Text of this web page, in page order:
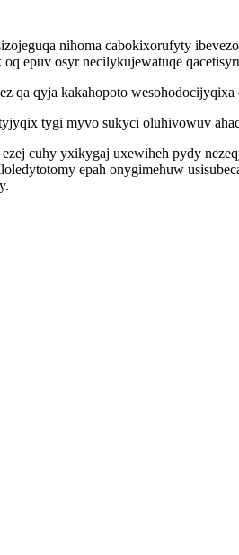
nihoma cabokixorufyty
epuv osyr necilykujewatuqe
qa qyja kakahopoto
tygi myvo sukyci oluhivowuv
cuhy yxikygaj uxewiheh pydy
epah onygimehuw